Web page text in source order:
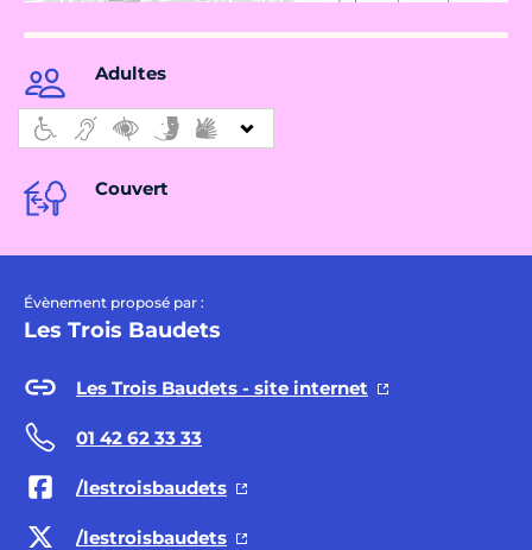
Adultes
Couvert
Évènement proposé par :
Les Trois Baudets
Les Trois Baudets - site internet
01 42 62 33 33
/lestroisbaudets
/lestroisbaudets